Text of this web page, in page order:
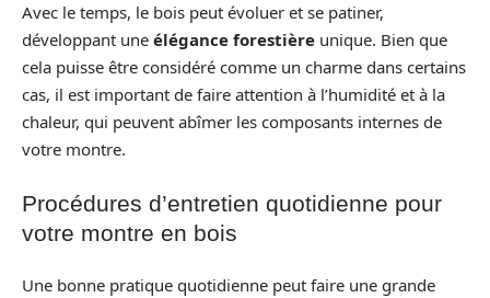
Avec le temps, le bois peut évoluer et se patiner,
développant une élégance forestière unique. Bien que
cela puisse être considéré comme un charme dans certains
cas, il est important de faire attention à l’humidité et à la
chaleur, qui peuvent abîmer les composants internes de
votre montre.
Procédures d’entretien quotidienne pour
votre montre en bois
Une bonne pratique quotidienne peut faire une grande